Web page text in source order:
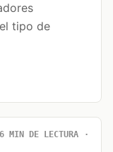
tipo de
6 MIN DE LECTURA